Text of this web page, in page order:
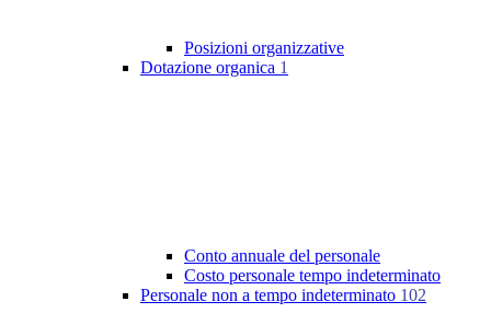
Posizioni organizzative
Dotazione organica 1
Conto annuale del personale
Costo personale tempo indeterminato
Personale non a tempo indeterminato 102